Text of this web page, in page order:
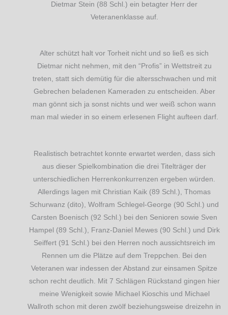
Dietmar Stein (88 Schl.) ein betagter Herr der
Veteranenklasse auf.
Alter schützt halt vor Torheit nicht und so ließ es sich
Dietmar nicht nehmen, mit den “Profis” in Wettstreit zu
treten, statt sich demütig für die altersschwachen und mit
Gebrechen beladenen Kameraden zu entscheiden. Aber
man gönnt sich ja sonst nichts und wer weiß schon wann
man mal wieder in so einem erlesenen Flight aufteen darf.
Realistisch betrachtet konnte erwartet werden, dass sich
aus dieser Spielkombination die drei Titelträger der
unterschiedlichen Herrenkonkurrenzen ergeben würden.
Allerdings lagen mit Christian Kaik (89 Schl.), Thomas
Schurwanz (dito), Wolfram Schlegel-George (90 Schl.) und
Carsten Boenisch (92 Schl.) bei den Senioren sowie Sven
Hampel (89 Schl.), Franz-Daniel Mewes (90 Schl.) und Dirk
Seiffert (91 Schl.) bei den Herren noch aussichtsreich im
Rennen um die Plätze auf dem Treppchen. Bei den
Veteranen war indessen der Abstand zur einsamen Spitze
schon recht deutlich. Mit 7 Schlägen Rückstand gingen hier
meine Wenigkeit sowie Michael Kioschis und Michael
Wallroth schon mit deren zwölf beziehungsweise dreizehn in